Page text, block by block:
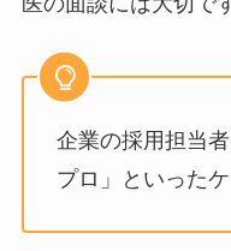
企業の採用担当
プロ」といった